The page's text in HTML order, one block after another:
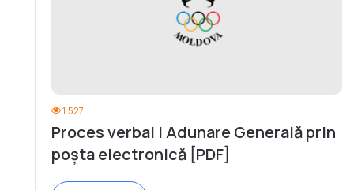
1.527
Proces verbal | Adunare Generală prin
poșta electronică [PDF]